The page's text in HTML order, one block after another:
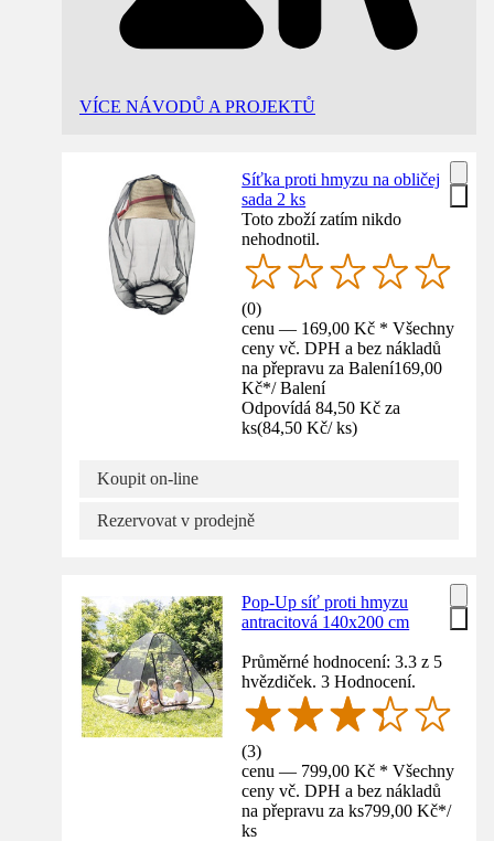
VÍCE NÁVODŮ A PROJEKTŮ
Síťka proti hmyzu na obličej
sada 2 ks
Toto zboží zatím nikdo
nehodnotil.
(0)
cenu — 169,00 Kč * Všechny
ceny vč. DPH a bez nákladů
na přepravu za Balení169,00
Kč*/ Balení
Odpovídá 84,50 Kč za
ks(84,50 Kč/ ks)
Koupit on-line
Rezervovat v prodejně
Pop-Up síť proti hmyzu
antracitová 140x200 cm
Průměrné hodnocení: 3.3 z 5
hvězdiček. 3 Hodnocení.
(3)
cenu — 799,00 Kč * Všechny
ceny vč. DPH a bez nákladů
na přepravu za ks799,00 Kč*/
ks